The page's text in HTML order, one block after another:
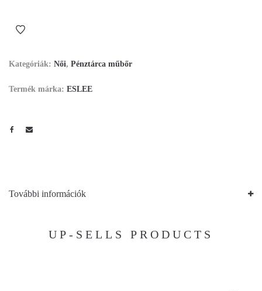
Kategóriák: Női, Pénztárca műbőr
Termék márka: ESLEE
További információk
UP-SELLS PRODUCTS